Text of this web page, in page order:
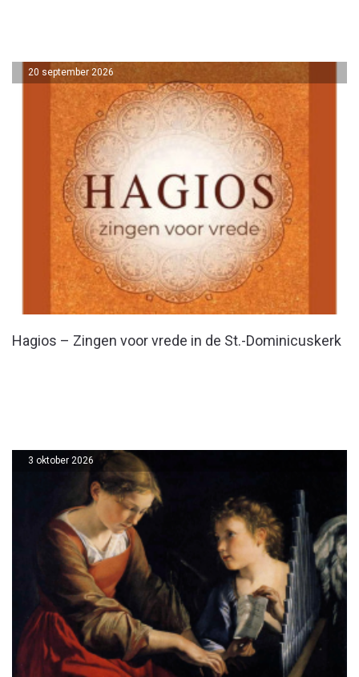
Hagios – Zingen voor vrede in de St.-Dominicuskerk
20 september 2026
3 oktober 2026